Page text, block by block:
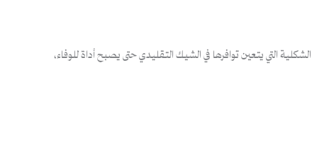
بعض الشروط الشكلية التي يتعين توافرها في الشيك التقليدي حتى يصبح أداة للوفاء،